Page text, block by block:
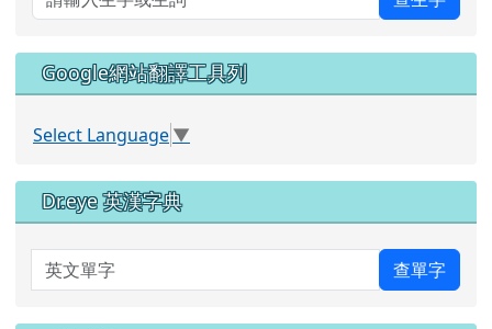
Google網站翻譯工具列
Select Language▼
Dr.eye 英漢字典
英文單字 查單字